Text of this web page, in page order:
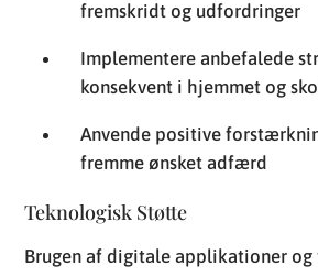
fremskridt og udfordringer
Implementere anbefalede
konsekvent i hjemmet og
Anvende positive
fremme ønsket adfærd
Teknologisk Støtte
Brugen af digitale applikationer og